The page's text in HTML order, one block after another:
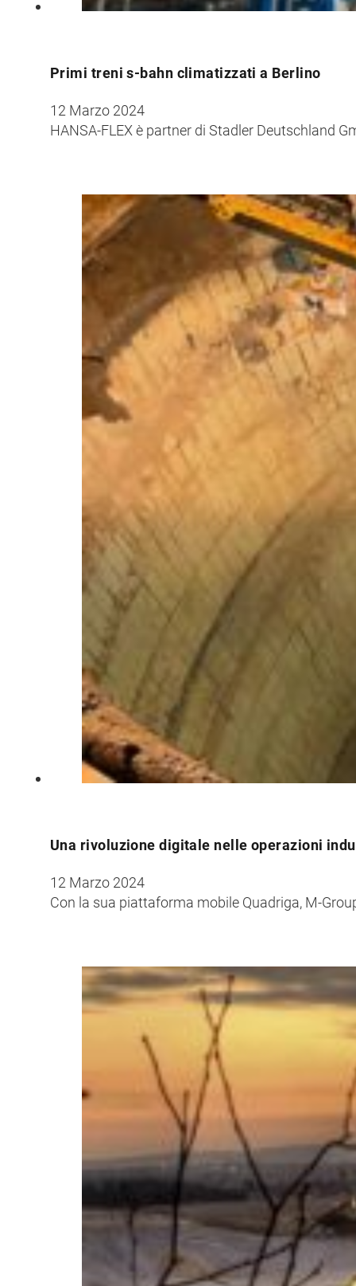
Primi treni s-bahn climatizzati a Berlino
12 Marzo 2024
HANSA-FLEX è partner di Stadler Deutschland
Una rivoluzione digitale nelle operazioni
12 Marzo 2024
Con la sua piattaforma mobile Quadriga, M-